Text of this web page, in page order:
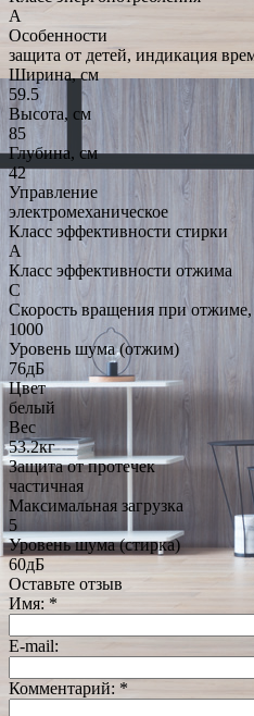
A
Особенности
защита от детей, индикация
Ширина, см
59.5
Высота, см
85
Глубина, см
42
Управление
электромеханическое
Класс эффективности стирки
A
Класс эффективности отжима
C
Скорость вращения при
1000
Уровень шума (отжим)
76дБ
Цвет
белый
Вес
53.2кг
Защита от протечек
частичная
Максимальная загрузка
5
Уровень шума (стирка)
60дБ
Оставьте отзыв
Имя: *
E-mail:
Комментарий: *